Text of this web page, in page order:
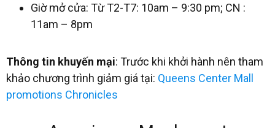
Giờ mở cửa: Từ T2-T7: 10am – 9:30 pm; CN :
11am – 8pm
Thông tin khuyến mại: Trước khi khởi hành nên tham
khảo chương trình giảm giá tại: Queens Center Mall
promotions Chronicles